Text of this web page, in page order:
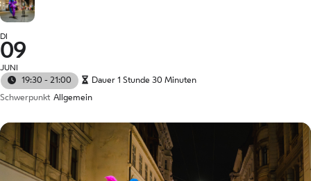
DI
09
JUNI
19:30 - 21:00
Dauer 1 Stunde 30 Minuten
Schwerpunkt Allgemein